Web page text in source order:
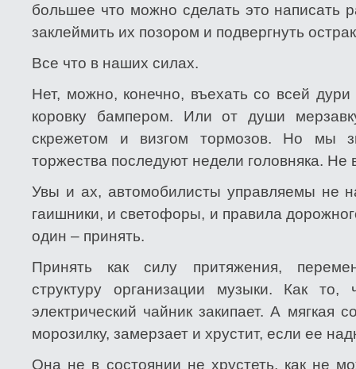
большее что можно сделать это написать
заклеймить их позором и подвергнуть
Все что в наших силах.
Нет, можно, конечно, въехать со всей
коровку бампером. Или от души
скрежетом и визгом тормозов. Но мы
торжества последуют недели головняка. Не
Увы и ах, автомобилисты управляемы не
гаишники, и светофоры, и правила
один – принять.
Принять как силу притяжения,
структуру организации музыки. Как то,
электрический чайник закипает. А мягкая
морозилку, замерзает и хрустит, если ее
Она не в состоянии не хрустеть, как не